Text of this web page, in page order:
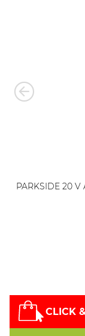
PARKSIDE 20
CLICK